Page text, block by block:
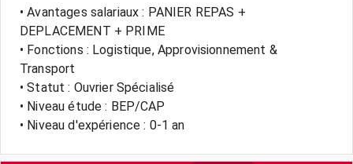
• Avantages salariaux : PANIER REPAS +
DEPLACEMENT + PRIME
• Fonctions : Logistique, Approvisionnement &
Transport
• Statut : Ouvrier Spécialisé
• Niveau étude : BEP/CAP
• Niveau d'expérience : 0-1 an